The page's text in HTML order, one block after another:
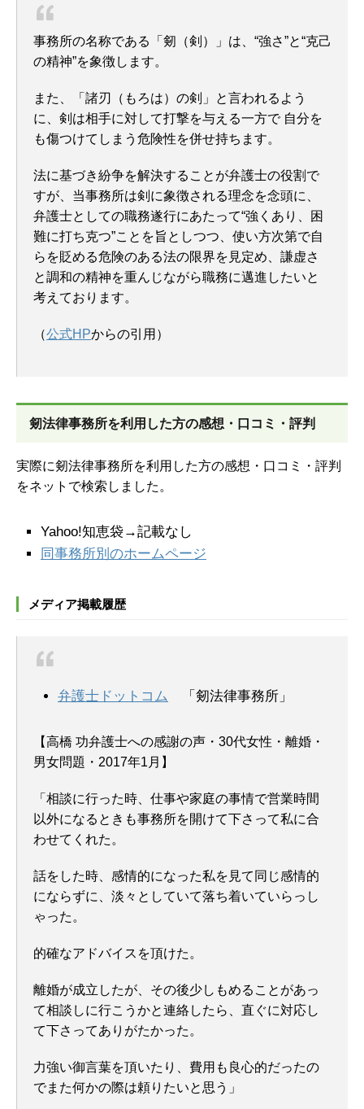
事務所の名称である「剱（剣）」は、“強さ”と“克己
の精神”を象徴します。
また、「諸刃（もろは）の剣」と言われるよう
に、剣は相手に対して打撃を与える一方で 自分を
も傷つけてしまう危険性を併せ持ちます。
法に基づき紛争を解決することが弁護士の役割で
すが、当事務所は剣に象徴される理念を念頭に、
弁護士としての職務遂行にあたって“強くあり、困
難に打ち克つ”ことを旨としつつ、使い方次第で自
らを貶める危険のある法の限界を見定め、謙虚さ
と調和の精神を重んじながら職務に邁進したいと
考えております。
（公式HPからの引用）
剱法律事務所を利用した方の感想・口コミ・評判
実際に剱法律事務所を利用した方の感想・口コミ・評判
をネットで検索しました。
Yahoo!知恵袋→記載なし
同事務所別のホームページ
メディア掲載履歴
弁護士ドットコム 「剱法律事務所」
【高橋 功弁護士への感謝の声・30代女性・離婚・
男女問題・2017年1月】
「相談に行った時、仕事や家庭の事情で営業時間
以外になるときも事務所を開けて下さって私に合
わせてくれた。
話をした時、感情的になった私を見て同じ感情的
にならずに、淡々としていて落ち着いていらっし
ゃった。
的確なアドバイスを頂けた。
離婚が成立したが、その後少しもめることがあっ
て相談しに行こうかと連絡したら、直ぐに対応し
て下さってありがたかった。
力強い御言葉を頂いたり、費用も良心的だったの
でまた何かの際は頼りたいと思う」